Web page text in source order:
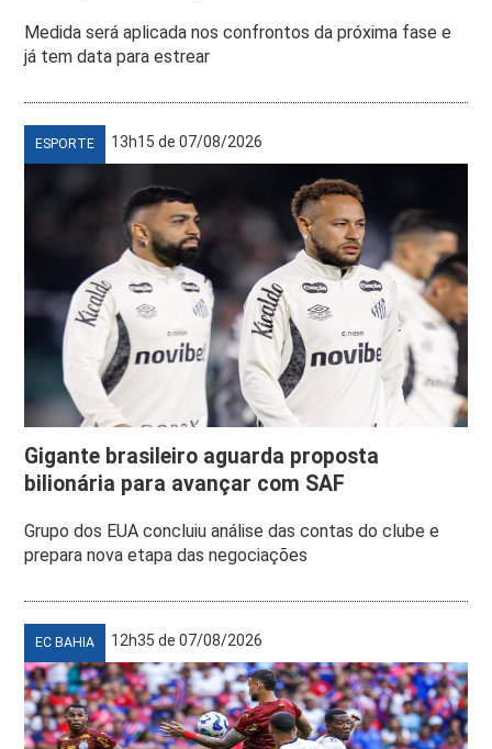
Medida será aplicada nos confrontos da próxima fase e
já tem data para estrear
ESPORTE 13h15 de 07/08/2026
Gigante brasileiro aguarda proposta
bilionária para avançar com SAF
Grupo dos EUA concluiu análise das contas do clube e
prepara nova etapa das negociações
EC BAHIA 12h35 de 07/08/2026